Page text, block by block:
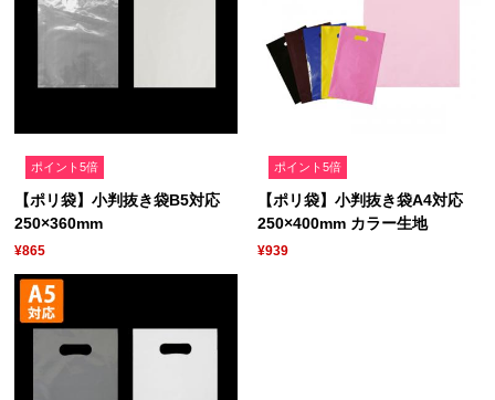
ポイント5倍
【ポリ袋】小判抜き袋B5対応
250×360mm
¥865
ポイント5倍
【ポリ袋】小判抜き袋A4対応
250×400mm カラー生地
¥939